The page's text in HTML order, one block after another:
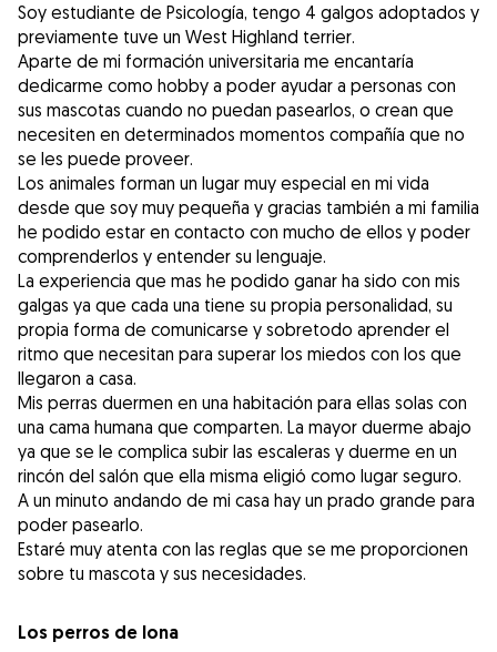
Soy estudiante de Psicología, tengo 4 galgos adoptados y
previamente tuve un West Highland terrier.
Aparte de mi formación universitaria me encantaría
dedicarme como hobby a poder ayudar a personas con
sus mascotas cuando no puedan pasearlos, o crean que
necesiten en determinados momentos compañía que no
se les puede proveer.
Los animales forman un lugar muy especial en mi vida
desde que soy muy pequeña y gracias también a mi familia
he podido estar en contacto con mucho de ellos y poder
comprenderlos y entender su lenguaje.
La experiencia que mas he podido ganar ha sido con mis
galgas ya que cada una tiene su propia personalidad, su
propia forma de comunicarse y sobretodo aprender el
ritmo que necesitan para superar los miedos con los que
llegaron a casa.
Mis perras duermen en una habitación para ellas solas con
una cama humana que comparten. La mayor duerme abajo
ya que se le complica subir las escaleras y duerme en un
rincón del salón que ella misma eligió como lugar seguro.
A un minuto andando de mi casa hay un prado grande para
poder pasearlo.
Estaré muy atenta con las reglas que se me proporcionen
sobre tu mascota y sus necesidades.
Los perros de Iona